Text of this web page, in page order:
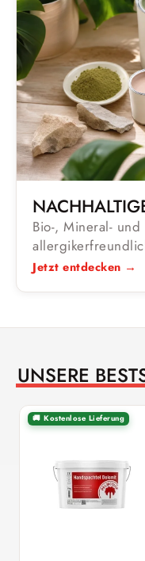
Bio-, Mineral-
Jetzt entdecken →
UNSERE
🚚 Kostenlose Lieferung